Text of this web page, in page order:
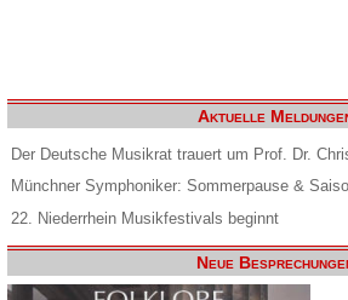
Aktuelle
Der Deutsche Musikrat trauert um Prof. Dr.
Münchner Symphoniker: Sommerpause &
22. Niederrhein Musikfestivals beginnt
Neue